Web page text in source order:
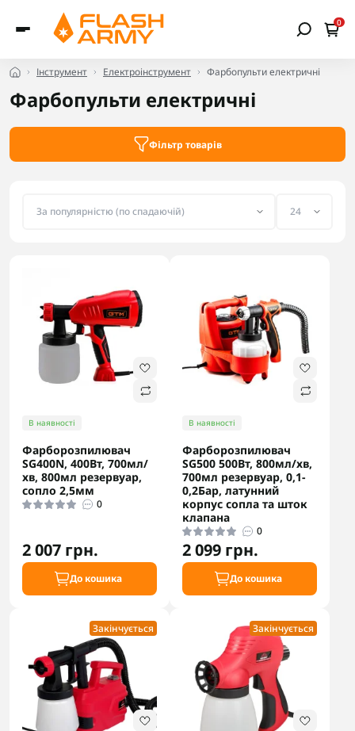
0
Інструмент Електроінструмент Фарбопульти електричні
Фарбопульти електричні
Фільтр товарів
В наявності
Фарборозпилювач
SG400N, 400Вт, 700мл/
хв, 800мл резервуар,
сопло 2,5мм
0
2 007 грн.
До кошика
В наявності
Фарборозпилювач
SG500 500Вт, 800мл/хв,
700мл резервуар, 0,1-
0,2Бар, латунний
корпус сопла та шток
клапана
0
2 099 грн.
До кошика
Закінчується Закінчується